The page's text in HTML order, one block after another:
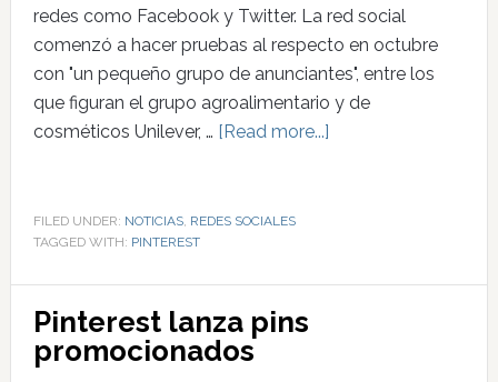
redes como Facebook y Twitter. La red social
comenzó a hacer pruebas al respecto en octubre
con "un pequeño grupo de anunciantes", entre los
que figuran el grupo agroalimentario y de
cosméticos Unilever, … [Read more...]
FILED UNDER: NOTICIAS, REDES SOCIALES
TAGGED WITH: PINTEREST
Pinterest lanza pins
promocionados